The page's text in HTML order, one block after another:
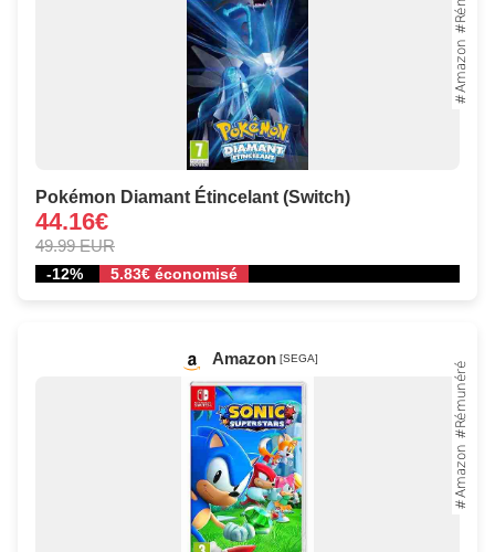
Pokémon Diamant Étincelant (Switch)
44.16€
49.99 EUR
-12% 5.83€ économisé
Amazon [SEGA]